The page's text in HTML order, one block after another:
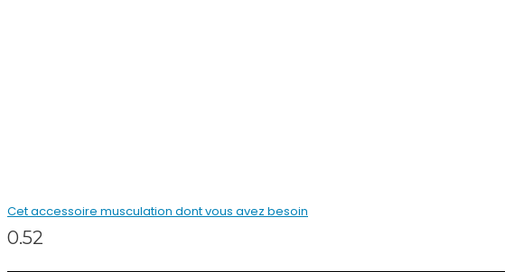
Cet accessoire musculation dont vous avez besoin